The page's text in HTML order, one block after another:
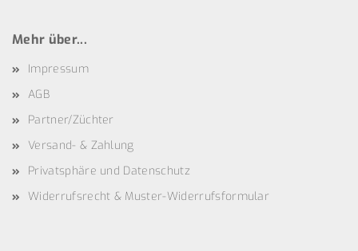
Mehr über...
Impressum
AGB
Partner/Züchter
Versand- & Zahlung
Privatsphäre und Datenschutz
Widerrufsrecht & Muster-Widerrufsformular